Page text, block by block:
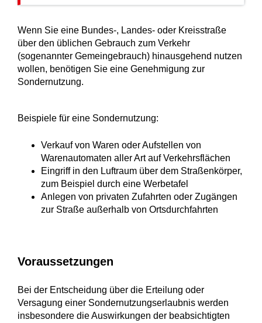
Wenn Sie eine Bundes-, Landes- oder Kreisstraße
über den üblichen Gebrauch zum Verkehr
(sogenannter Gemeingebrauch) hinausgehend nutzen
wollen, benötigen Sie eine Genehmigung zur
Sondernutzung.
Beispiele für eine Sondernutzung:
Verkauf von Waren oder Aufstellen von
Warenautomaten aller Art auf Verkehrsflächen
Eingriff in den Luftraum über dem Straßenkörper,
zum Beispiel durch eine Werbetafel
Anlegen von privaten Zufahrten oder Zugängen
zur Straße außerhalb von Ortsdurchfahrten
Voraussetzungen
Bei der Entscheidung über die Erteilung oder
Versagung einer Sondernutzungserlaubnis werden
insbesondere die Auswirkungen der beabsichtigten